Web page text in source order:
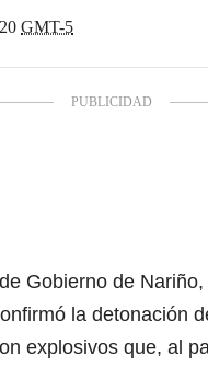
GMT-5
Gobierno de Nariño,
la detonación
explosivos que, al